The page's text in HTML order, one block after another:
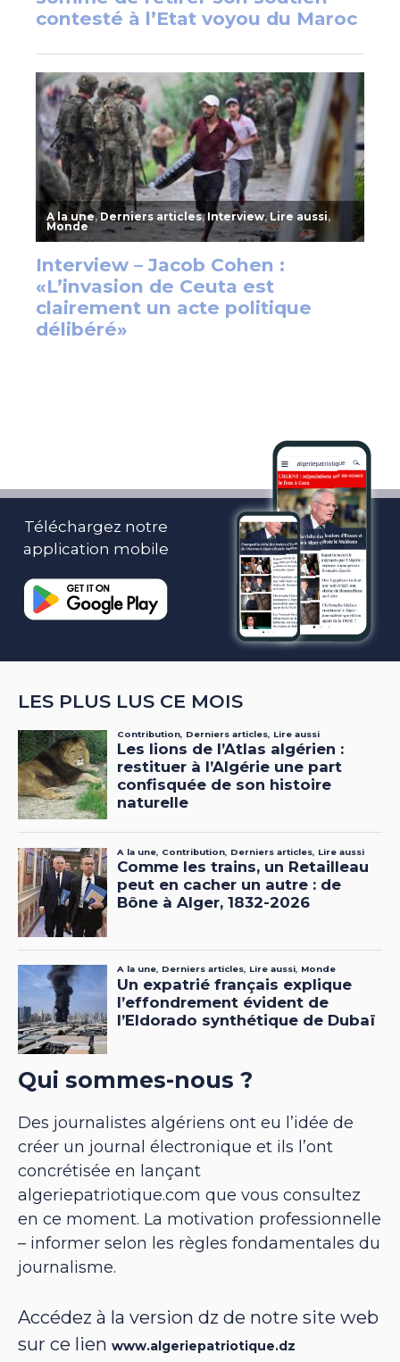
Téléchargez notre
application mobile
LES PLUS LUS CE MOIS
Qui sommes-nous ?
Des journalistes algériens ont eu l’idée de
créer un journal électronique et ils l’ont
concrétisée en lançant
algeriepatriotique.com que vous consultez
en ce moment. La motivation professionnelle
– informer selon les règles fondamentales du
journalisme.
Accédez à la version dz de notre site web
sur ce lien www.algeriepatriotique.dz